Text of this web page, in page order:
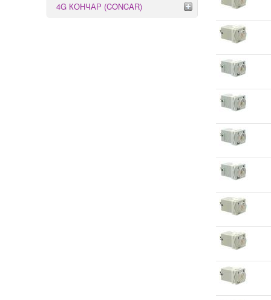
4G КОНЧАР (CONCAR)